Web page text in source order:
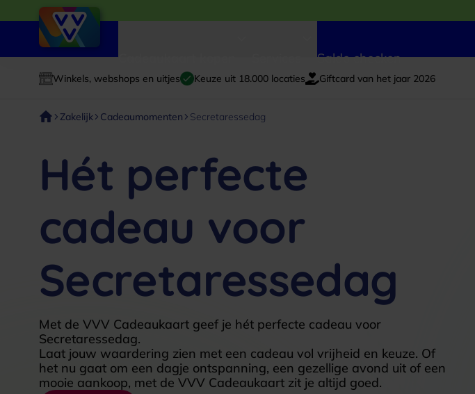
Saldo checken
Winkels, webshops en uitjes Keuze uit 18.000 locaties Giftcard van het jaar 2026
Zakelijk Cadeaumomenten Secretaressedag
Hét perfecte
cadeau voor
Secretaressedag
Met de VVV Cadeaukaart geef je hét perfecte cadeau voor
Secretaressedag.
Laat jouw waardering zien met een cadeau vol vrijheid en keuze. Of
het nu gaat om een dagje ontspanning, een gezellige avond uit of een
mooie aankoop, met de VVV Cadeaukaart zit je altijd goed.